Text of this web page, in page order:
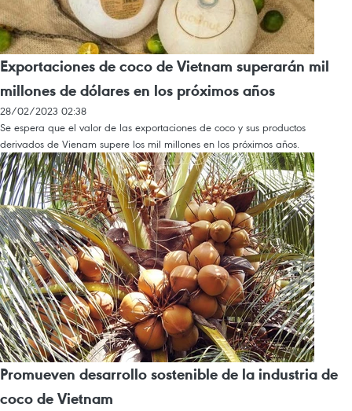
Exportaciones de coco de Vietnam superarán mil
millones de dólares en los próximos años
28/02/2023 02:38
Se espera que el valor de las exportaciones de coco y sus productos
derivados de Vienam supere los mil millones en los próximos años.
Promueven desarrollo sostenible de la industria de
coco de Vietnam